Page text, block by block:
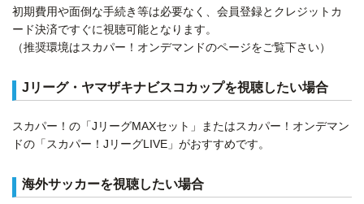
初期費用や面倒な手続き等は必要なく、会員登録とクレジットカ
ード決済ですぐに視聴可能となります。
（推奨環境はスカパー！オンデマンドのページをご覧下さい）
Jリーグ・ヤマザキナビスコカップを視聴したい場合
スカパー！の「JリーグMAXセット」またはスカパー！オンデマン
ドの「スカパー！JリーグLIVE」がおすすめです。
海外サッカーを視聴したい場合